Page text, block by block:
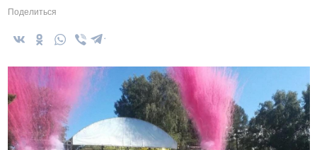
Поделиться